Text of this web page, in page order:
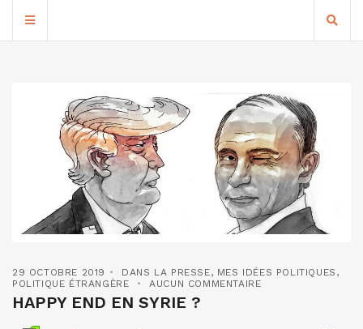
29 OCTOBRE 2019 DANS LA PRESSE, MES IDÉES POLITIQUES ,
POLITIQUE ÉTRANGÈRE
AUCUN COMMENTAIRE
HAPPY END EN SYRIE ?